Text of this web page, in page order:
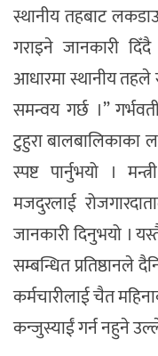
स्थानीय तहबाट
गराइने जानकारी
आधारमा स्थानीय तहले
समन्वय गर्छ ।”
टुहुरा बालबालिकाका
स्पष्ट पार्नुभयो ।
मजदुरलाई
जानकारी दिनुभयो ।
सम्बन्धित प्रतिष्ठानले
कर्मचारीलाई चैत
कन्जुस्याईं गर्न नहुने